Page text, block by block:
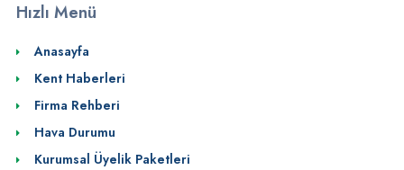
Hızlı Menü
Anasayfa
Kent Haberleri
Firma Rehberi
Hava Durumu
Kurumsal Üyelik Paketleri